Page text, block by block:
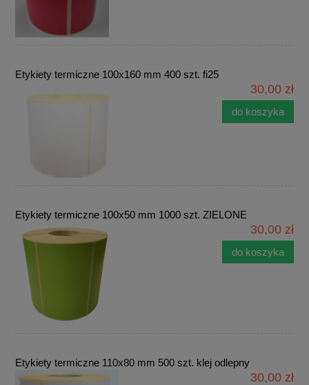
Etykiety termiczne 100x160 mm 400 szt. fi25
30,00 zł
do koszyka
Etykiety termiczne 100x50 mm 1000 szt. ZIELONE
30,00 zł
do koszyka
Etykiety termiczne 110x80 mm 500 szt. klej odlepny
30,00 zł